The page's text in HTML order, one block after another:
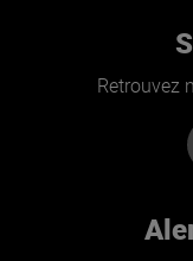
Retrouvez